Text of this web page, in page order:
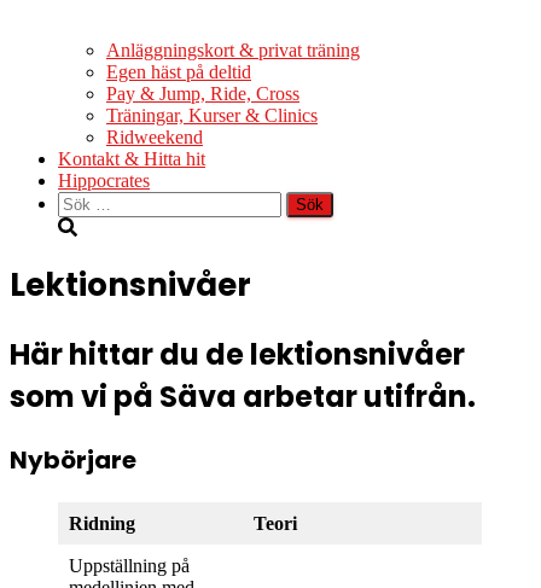
Anläggningskort & privat träning
Egen häst på deltid
Pay & Jump, Ride, Cross
Träningar, Kurser & Clinics
Ridweekend
Kontakt & Hitta hit
Hippocrates
Sök
efter:
Lektionsnivåer
Här hittar du de lektionsnivåer
som vi på Säva arbetar utifrån.
Nybörjare
Ridning Teori
Uppställning på